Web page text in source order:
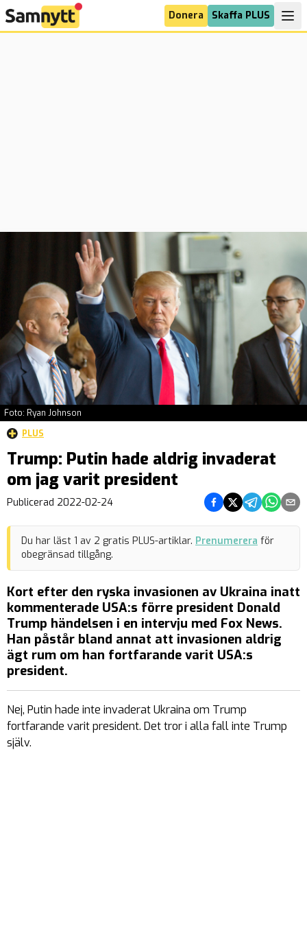
Donera Skaffa PLUS
Foto: Ryan Johnson
PLUS
Trump: Putin hade aldrig invaderat
om jag varit president
Publicerad 2022-02-24 Dela på Facebook
Dela på Twitter
Dela påDela på
Dela
Du har läst 1 av 2 gratis PLUS-artiklar. Prenumerera för
obegränsad tillgång.
Kort efter den ryska invasionen av Ukraina inatt
kommenterade USA:s förre president Donald
Trump händelsen i en intervju med Fox News.
Han påstår bland annat att invasionen aldrig
ägt rum om han fortfarande varit USA:s
president.
Nej, Putin hade inte invaderat Ukraina om Trump
fortfarande varit president. Det tror i alla fall inte Trump
själv.